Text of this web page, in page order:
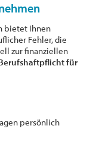
bietet Ihnen
Fehler, die
zur finanziellen
für
persönlich